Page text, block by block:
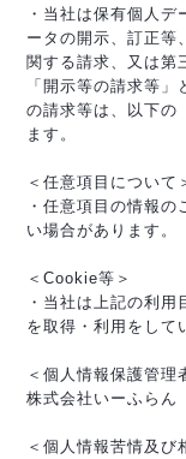
・当社は保有個人
ータの開示、訂正等
関する請求、又は第
「開示等の請求等
の請求等は、以下の
ます。
＜任意項目について
・任意項目の情報
い場合があります。
＜Cookie等＞
・当社は上記の利
を取得・利用をして
＜個人情報保護管理
株式会社いーふら
＜個人情報苦情及び